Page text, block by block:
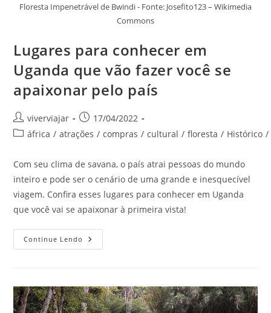
Floresta Impenetrável de Bwindi - Fonte: Josefito123 – Wikimedia
Commons
Lugares para conhecer em
Uganda que vão fazer você se
apaixonar pelo país
Autor
do
viverviajar
Post
publicado:
17/04/2022
Categoria
áfrica / atrações / compras / cultural / floresta / Histórico /
Com seu clima de savana, o país atrai pessoas do mundo
inteiro e pode ser o cenário de uma grande e inesquecível
viagem. Confira esses lugares para conhecer em Uganda
que você vai se apaixonar à primeira vista!
Continue Lendo Lugares
Para
Vão
Fazer
Você